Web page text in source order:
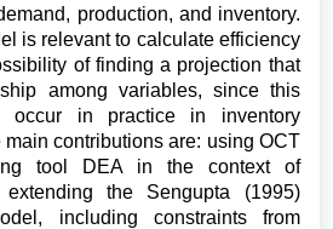
production, and inventory.
is relevant to calculate efficiency
of finding a projection that
among variables, since this
occur in practice in inventory
contributions are: using OCT
tool DEA in the context of
extending the Sengupta (1995)
including constraints from